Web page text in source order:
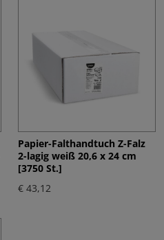
Papier-Falthandtuch Z-Falz
2-lagig weiß 20,6 x 24 cm
[3750 St.]
€ 43,12